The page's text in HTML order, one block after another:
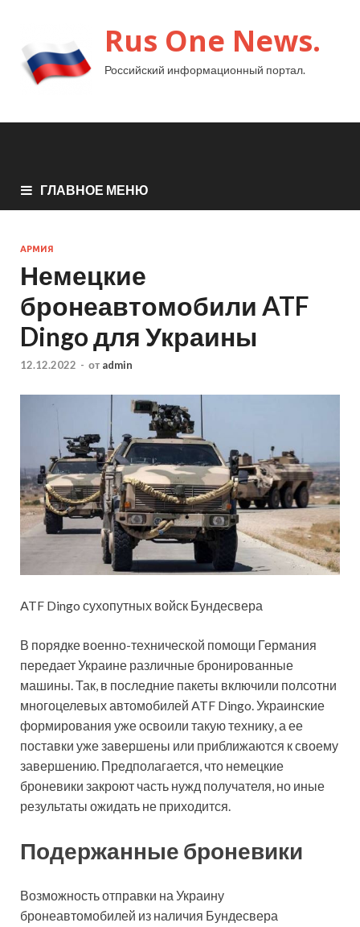
Rus One News.
Российский информационный портал.
ГЛАВНОЕ МЕНЮ
АРМИЯ
Немецкие
бронеавтомобили ATF
Dingo для Украины
12.12.2022 - от admin
ATF Dingo сухопутных войск Бундесвера
В порядке военно-технической помощи Германия
передает Украине различные бронированные
машины. Так, в последние пакеты включили полсотни
многоцелевых автомобилей ATF Dingo. Украинские
формирования уже освоили такую технику, а ее
поставки уже завершены или приближаются к своему
завершению. Предполагается, что немецкие
броневики закроют часть нужд получателя, но иные
результаты ожидать не приходится.
Подержанные броневики
Возможность отправки на Украину
бронеавтомобилей из наличия Бундесвера